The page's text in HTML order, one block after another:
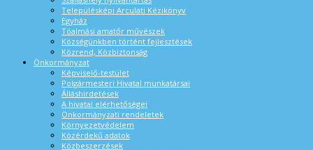
Településképi Arculati Kézikönyv
Egyház
Tóalmási amatőr művészek
Községünkben történt fejlesztések
Közrend, Közbiztonság
Önkormányzat
Képviselő-testület
Polgármesteri Hivatal munkatársai
Álláshirdetések
A hivatal elérhetőségei
Önkormányzati rendeletek
Környezetvédelem
Közérdekű adatok
Közbeszerzések